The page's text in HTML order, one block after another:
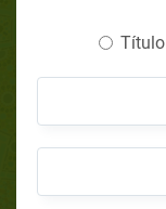
Título